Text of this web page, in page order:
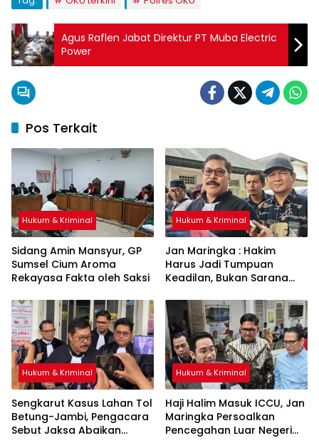
Agus Raflen Jabat Direktur PT Muba Electric
Power
Pos Terkait
Hukum & Kriminal
Sidang Amin Mansyur, GP
Sumsel Cium Aroma
Rekayasa Fakta oleh Saksi
Hukum & Kriminal
Jan Maringka : Hakim
Harus Jadi Tumpuan
Keadilan, Bukan Sarana
Hukum & Kriminal
Sengkarut Kasus Lahan Tol
Betung-Jambi, Pengacara
Sebut Jaksa Abaikan
Hukum & Kriminal
Haji Halim Masuk ICCU, Jan
Maringka Persoalkan
Pencegahan Luar Negeri